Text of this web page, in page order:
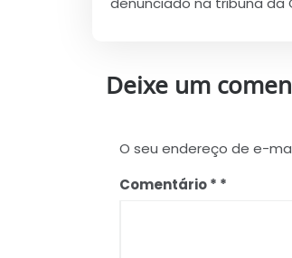
Deixe um
O seu endereço de e-
Comentário*